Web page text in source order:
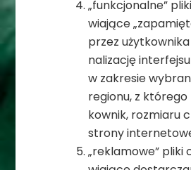
„funk­cjo­nalne”
wia­jące
przez
na­li­za­cję
w zakre­sie
regionu, z
kow­nik, roz­miaru
strony
„rekla­mowe” pliki